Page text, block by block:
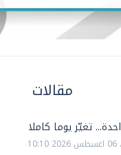
مقالات
تغيّر يوما كاملا
الخميس، 06 اغسطس 2026 10:10